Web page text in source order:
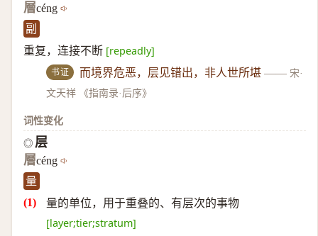
層céng
副
重复，连接不断 [repeadly]
书证 而境界危恶，层见错出，非人世所堪 —— 宋·
文天祥 《指南录·后序》
词性变化
◎ 层
層céng
量
量的单位，用于重叠的、有层次的事物
[layer;tier;stratum]